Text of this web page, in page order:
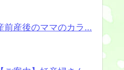
前産後のママのカラ...